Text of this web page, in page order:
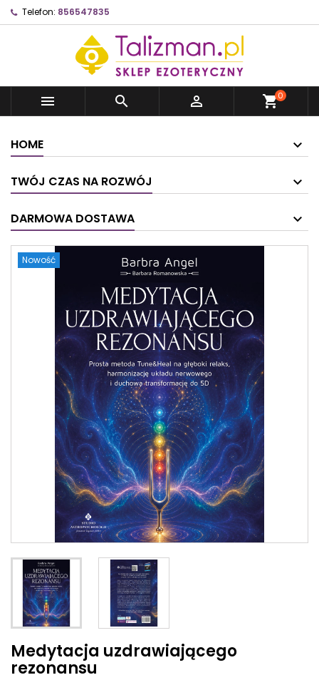
Telefon: 856547835
   shopping_cart0
HOME
TWÓJ CZAS NA ROZWÓJ
DARMOWA DOSTAWA
Nowość
Medytacja uzdrawiającego
rezonansu